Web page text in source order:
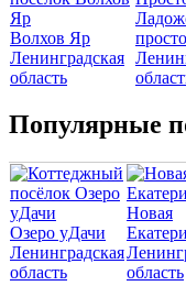
Волхов Яр
Ленинградская
область
Популярные
Озеро уДачи
Ленинградская
область
Новая
область